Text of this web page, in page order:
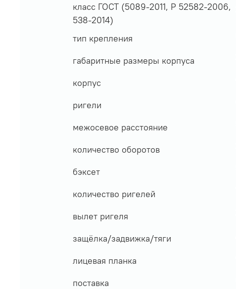
класс ГОСТ (5089-2011, Р 52582-2006,
538-2014)
тип крепления
габаритные размеры корпуса
корпус
ригели
межосевое расстояние
количество оборотов
бэксет
количество ригелей
вылет ригеля
защёлка/задвижка/тяги
лицевая планка
поставка